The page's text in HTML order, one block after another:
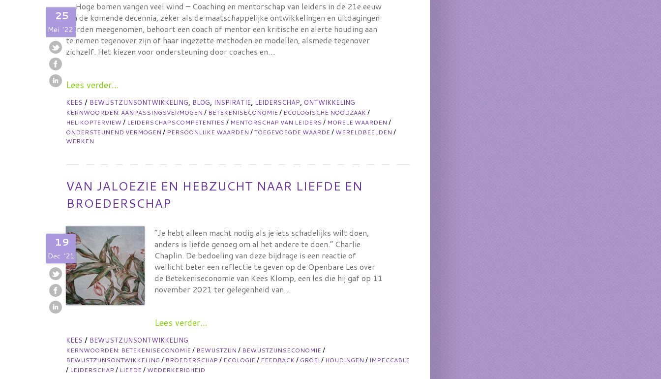
25
Mei '22
Hoge bomen vangen veel wind – Coaching en mentorschap van leiders in de 21e eeuw
In de komende decennia, zeker als de maatschappelijke ontwikkelingen en uitdagingen
worden meegenomen, behoort een coach of mentor een kritische en alerte houding aan
te nemen tegenover zijn of haar ingezette methoden en modellen, alsmede tegenover
zichzelf. Het kiezen voor ondersteuning door coaches en…
Lees verder...
KEES/ BEWUSTZIJNSONTWIKKELING, BLOG, INSPIRATIE, LEIDERSCHAP, ONTWIKKELING
KERNWOORDEN: AANPASSINGSVERMOGEN / BETEKENISECONOMIE / ECOLOGISCHE NOODZAAK /
HELIKOPTERVIEW / LEIDERSCHAPSCOMPETENTIES / MENTORSCHAP VAN LEIDERS / MORELE WAARDEN /
ONDERSTEUNEND VERMOGEN / PERSOONLIJKE WAARDEN / TOEGEVOEGDE WAARDE / WERELDBEELDEN /
WERKEN
VAN JALOEZIE EN HEBZUCHT NAAR LIEFDE EN
BROEDERSCHAP
19
Dec '21
“Je hebt alleen macht nodig als je iets schadelijks wilt doen,
anders is liefde genoeg om al het andere te doen.” Charlie
Chaplin. De bedoeling van deze bijdrage is een reactie of
wellicht beter een reflectie te geven op de Openbare Les over
de Betekeniseconomie van Kees Klomp, een les die hij gaf op 11
november 2021 ter gelegenheid van…
Lees verder...
KEES/ BEWUSTZIJNSONTWIKKELING
KERNWOORDEN: BETEKENISECONOMIE / BEWUSTZIJN / BEWUSTZIJNSECONOMIE /
BEWUSTZIJNSONTWIKKELING / BROEDERSCHAP / ECOLOGIE / FEEDBACK / GROEI / HOUDINGEN / IMPECCABLE
/ LEIDERSCHAP / LIEFDE / WEDERKERIGHEID